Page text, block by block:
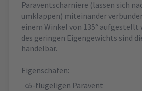
Paraventscharniere (lassen sich
umklappen) miteinander
einem Winkel von 135° aufgestellt
des geringen Eigengewichts sind
händelbar.
Eigenschafen:
5-flügeligen Paravent